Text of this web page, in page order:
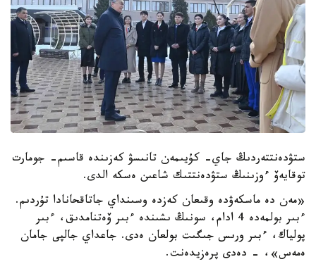
ستۋدەنتتەردىڭ جاي- كۇيىمەن تانىسۋ كەزىندە قاسىم- جومارت
توقايەۆ ءوزىنىڭ ستۋدەنتتىك شاعىن ەسكە الدى.
«مەن دە ماسكەۋدە وقىعان كەزدە وسىنداي جاتاقحانادا تۇردىم.
ءبىر بولمەدە 4 ادام، سونىڭ ىشىندە ءبىر ۆەتنامدىق، ءبىر
پولياك، ءبىر ورىس جىگىت بولعان ەدى. جاعداي جالپى جامان
ەمەس»، - دەدى پرەزيدەنت.